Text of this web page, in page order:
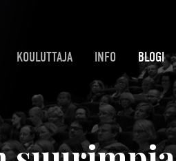
KOULUTTAJA INFO BLOGI